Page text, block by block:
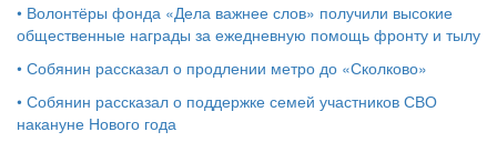
• Волонтёры фонда «Дела важнее слов» получили высокие
общественные награды за ежедневную помощь фронту и тылу
• Собянин рассказал о продлении метро до «Сколково»
• Собянин рассказал о поддержке семей участников СВО
накануне Нового года